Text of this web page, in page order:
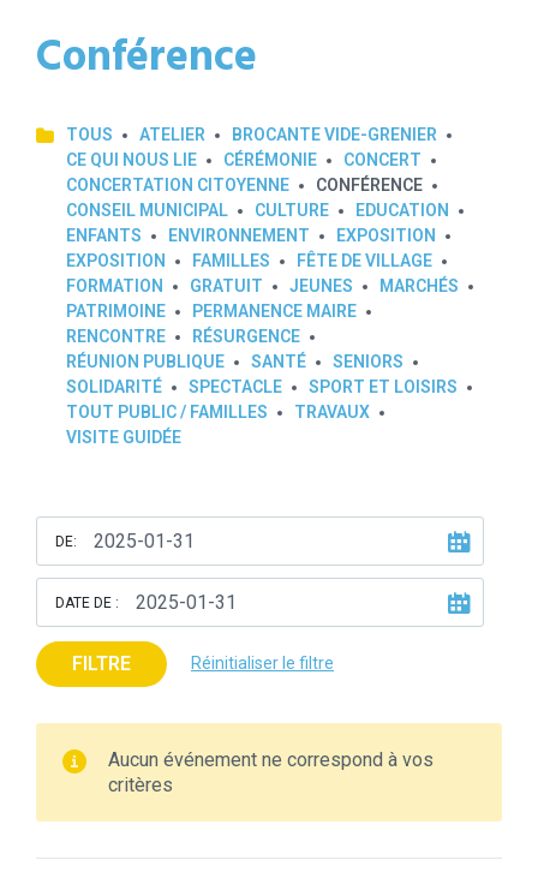
Conférence
TOUS ATELIER
BROCANTE VIDE-GRENIER
CE QUI NOUS LIE
CÉRÉMONIE
CONCERT
CONCERTATION CITOYENNE
CONFÉRENCE
CONSEIL MUNICIPAL
CULTURE
EDUCATION
ENFANTS
ENVIRONNEMENT
EXPOSITION
EXPOSITION
FAMILLES
FÊTE DE VILLAGE
FORMATION
GRATUIT JEUNES
MARCHÉS
PATRIMOINE
PERMANENCE MAIRE
RENCONTRE
RÉSURGENCE
RÉUNION PUBLIQUE
SANTÉ
SENIORS
SOLIDARITÉ
SPECTACLE
SPORT ET LOISIRS
TOUT PUBLIC / FAMILLES
TRAVAUX
VISITE GUIDÉE
DE:
DATE DE :
FILTRE Réinitialiser le filtre
Aucun événement ne correspond à vos
critères